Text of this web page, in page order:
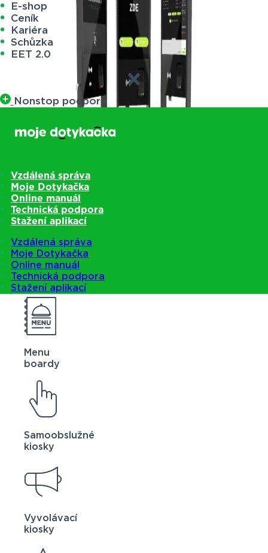
E-shop
Ceník
Kariéra
Schůzka
EET 2.0
Nonstop podpora
Vzdálená správa
Moje Dotykačka
Online manuál
Technická podpora
Stažení aplikací
Vzdálená správa
Moje Dotykačka
Online manuál
Technická podpora
Stažení aplikací
Menu
boardy
Samoobslužné
kiosky
Vyvolávací
kiosky